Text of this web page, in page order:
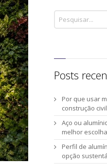
Posts
Por que usar
construção
Aço ou
melhor escolha
Perfil de
opção